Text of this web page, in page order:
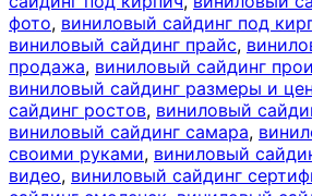
фото, виниловый сайдинг под
виниловый сайдинг прайс,
продажа, виниловый сайдинг
виниловый сайдинг размеры и
сайдинг ростов, виниловый
виниловый сайдинг самара,
своими руками, виниловый
видео, виниловый сайдинг